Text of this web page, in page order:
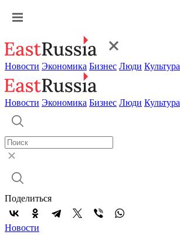
Новости Экономика Бизнес Люди Культура
Новости Экономика Бизнес Люди Культура
Поделиться
Новости